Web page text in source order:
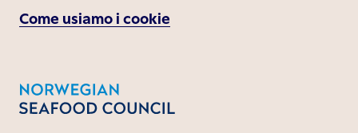
Come usiamo i cookie